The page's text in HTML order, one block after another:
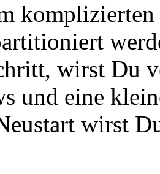
wirst Du
und eine
wirst